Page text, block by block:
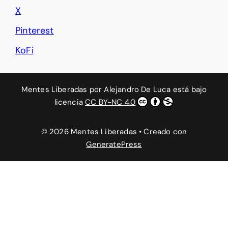
X
Pinterest
KoFi
Mentes Liberadas porAlejandro De Luca está bajo
licenciaCC BY-NC 4.0
© 2026 Mentes Liberadas • Creado con
GeneratePress